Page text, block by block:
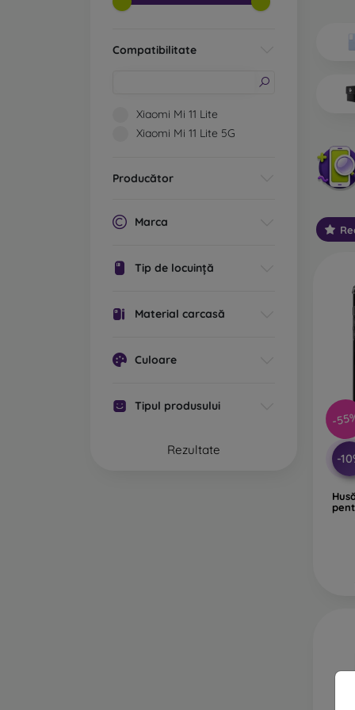
Compatibilitate
Xiaomi Mi 11 Lite
Xiaomi Mi 11 Lite 5G
Producător
Marca
Tip de locuință
Material carcasă
Culoare
Tipul produsului
Rezultate
Ce
Din
-
-